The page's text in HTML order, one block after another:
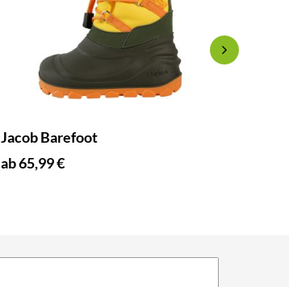
Jacob Barefoot
ab 65,99 €